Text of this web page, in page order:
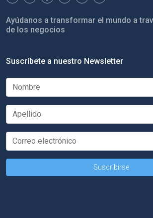
Ayúdanos a transformar el mundo a
de los negocios
Suscríbete a nuestro Newsletter